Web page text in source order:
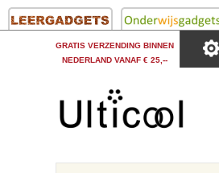
GRATIS VERZENDING BINNEN
NEDERLAND VANAF € 25,--